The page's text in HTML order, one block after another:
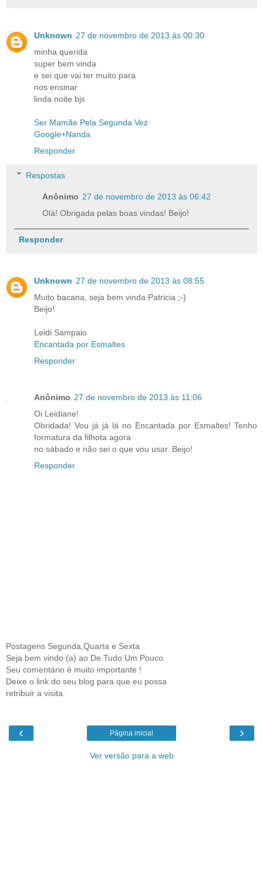
Unknown 27 de novembro de 2013 às 00:30
minha querida
super bem vinda
e sei que vai ter muito para
nos ensinar
linda noite bjs
Ser Mamãe Pela Segunda Vez
Google+Nanda
Responder
Respostas
Anônimo 27 de novembro de 2013 às 06:42
Olá! Obrigada pelas boas vindas! Beijo!
Responder
Unknown 27 de novembro de 2013 às 08:55
Muito bacana, seja bem vinda Patricia ;-)
Beijo!
Leidi Sampaio
Encantada por Esmaltes
Responder
Anônimo 27 de novembro de 2013 às 11:06
Oi Leidiane!
Obridada! Vou já já lá no Encantada por Esmaltes! Tenho
formatura da filhota agora
no sábado e não sei o que vou usar. Beijo!
Responder
Postagens Segunda,Quarta e Sexta
Seja bem vindo (a) ao De Tudo Um Pouco
Seu comentário é muito importante !
Deixe o link do seu blog para que eu possa
retribuir a visita.
‹ ›
Página inicial
Ver versão para a web